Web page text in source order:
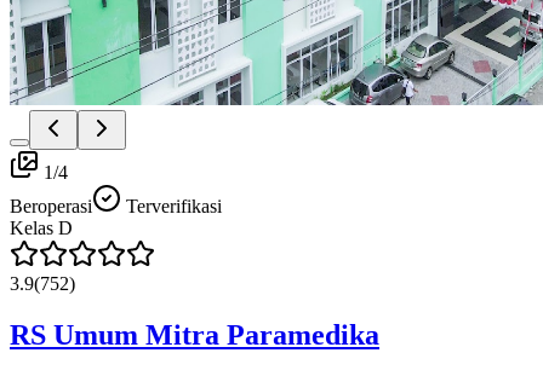
1/4
Beroperasi
Terverifikasi
Kelas D
3.9(752)
RS Umum Mitra Paramedika